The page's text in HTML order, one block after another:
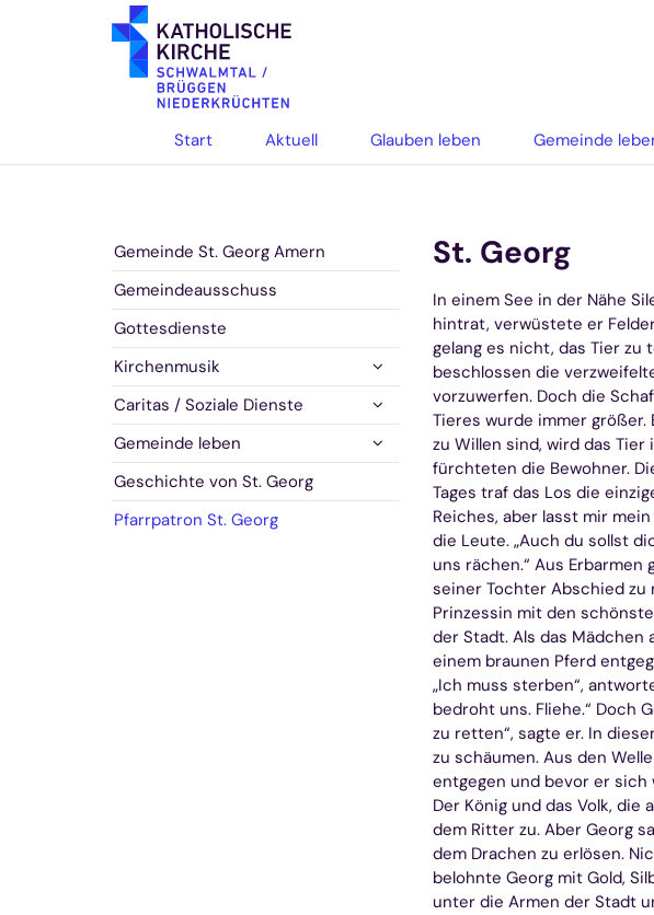
Zum Inhalt springen
Start Aktuell Glauben leben Gemeinde
St. Georg
In einem See in der Nähe
hintrat, verwüstete er
gelang es nicht, das Tier zu
beschlossen die
vorzuwerfen. Doch die
Tieres wurde immer
zu Willen sind, wird das
fürchteten die Bewohner.
Tages traf das Los die
Reiches, aber lasst mir
die Leute. „Auch du sollst
uns rächen.“ Aus Erbarmen
seiner Tochter Abschied zu
Prinzessin mit den
der Stadt. Als das Mädchen
einem braunen Pferd
„Ich muss sterben“,
bedroht uns. Fliehe.“ Doch
zu retten“, sagte er. In
zu schäumen. Aus den
entgegen und bevor er
Der König und das Volk,
dem Ritter zu. Aber Georg
dem Drachen zu erlösen.
belohnte Georg mit Gold,
unter die Armen der Stadt
Gemeinde St. Georg Amern
Gemeindeausschuss
Gottesdienste
Kirchenmusik
Caritas / Soziale Dienste
Gemeinde leben
Geschichte von St. Georg
Pfarrpatron St. Georg